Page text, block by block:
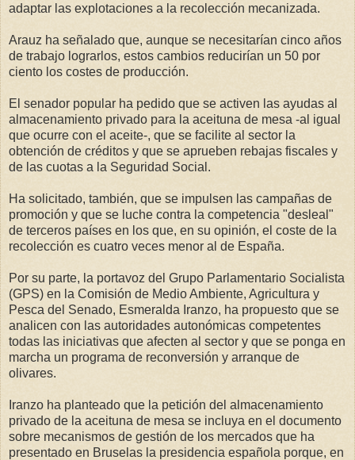
adaptar las explotaciones a la recolección mecanizada.
Arauz ha señalado que, aunque se necesitarían cinco años
de trabajo lograrlos, estos cambios reducirían un 50 por
ciento los costes de producción.
El senador popular ha pedido que se activen las ayudas al
almacenamiento privado para la aceituna de mesa -al igual
que ocurre con el aceite-, que se facilite al sector la
obtención de créditos y que se aprueben rebajas fiscales y
de las cuotas a la Seguridad Social.
Ha solicitado, también, que se impulsen las campañas de
promoción y que se luche contra la competencia "desleal"
de terceros países en los que, en su opinión, el coste de la
recolección es cuatro veces menor al de España.
Por su parte, la portavoz del Grupo Parlamentario Socialista
(GPS) en la Comisión de Medio Ambiente, Agricultura y
Pesca del Senado, Esmeralda Iranzo, ha propuesto que se
analicen con las autoridades autonómicas competentes
todas las iniciativas que afecten al sector y que se ponga en
marcha un programa de reconversión y arranque de
olivares.
Iranzo ha planteado que la petición del almacenamiento
privado de la aceituna de mesa se incluya en el documento
sobre mecanismos de gestión de los mercados que ha
presentado en Bruselas la presidencia española porque, en